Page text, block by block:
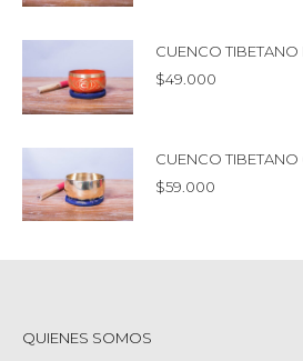
CUENCO TIBETANO
$49.000
CUENCO TIBETANO
$59.000
QUIENES SOMOS